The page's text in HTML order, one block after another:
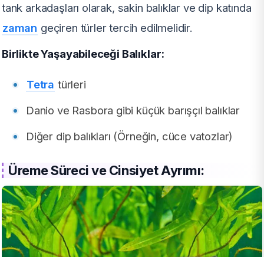
tank arkadaşları olarak, sakin balıklar ve dip katında
zaman geçiren türler tercih edilmelidir.
Birlikte Yaşayabileceği Balıklar:
Tetra türleri
Danio ve Rasbora gibi küçük barışçıl balıklar
Diğer dip balıkları (Örneğin, cüce vatozlar)
Üreme Süreci ve Cinsiyet Ayrımı: